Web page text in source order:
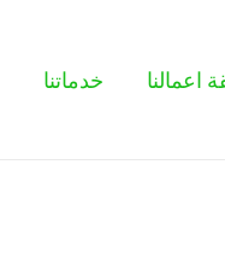
اعمالنا خدماتنا